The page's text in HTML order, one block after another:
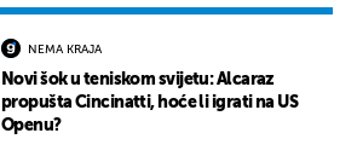
NEMA KRAJA
Novi šok u teniskom svijetu: Alcaraz
propušta Cincinatti, hoće li igrati na US
Openu?